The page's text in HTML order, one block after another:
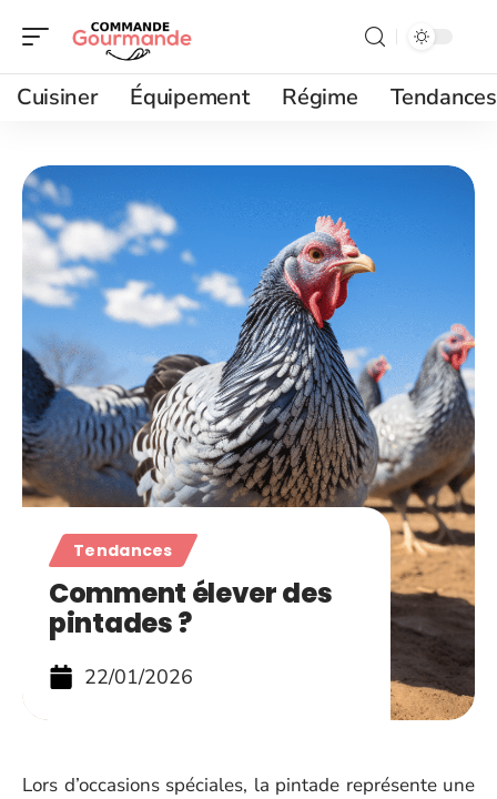
Cuisiner Équipement Régime Tendances
Tendances
Comment élever des
pintades ?
22/01/2026
Lors d’occasions spéciales, la pintade représente une